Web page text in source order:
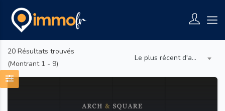
20 Résultats trouvés
(Montrant 1 - 9)
Le plus récent d'abord